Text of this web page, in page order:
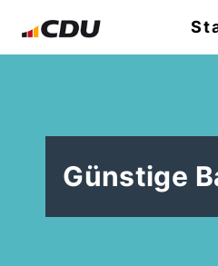
Günstige